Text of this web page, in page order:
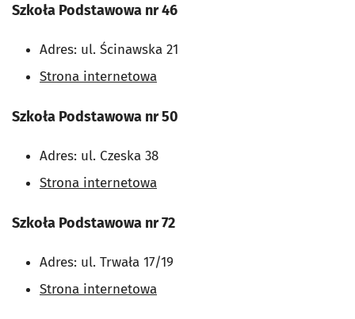
Szkoła Podstawowa nr 46
Adres: ul. Ścinawska 21
Strona internetowa
Szkoła Podstawowa nr 50
Adres: ul. Czeska 38
Strona internetowa
Szkoła Podstawowa nr 72
Adres: ul. Trwała 17/19
Strona internetowa